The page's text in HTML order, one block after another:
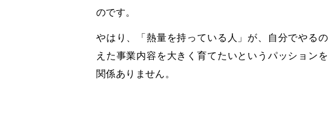
のです。
やはり、「熱量を持っている人」が、自分でやる
えた事業内容を大きく育てたいというパッション
関係ありません。